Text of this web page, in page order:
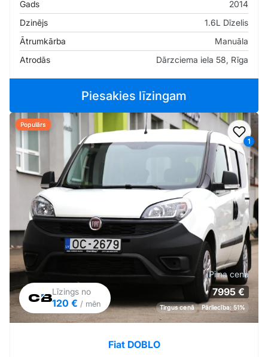
Gads
2014
Dzinējs
1.6L Dīzelis
Ātrumkārba
Manuāla
Atrodās
Dārzciema iela 58, Rīga
Piesakies līzingam
1
Populārs
Līzings no
120 € / mēn
Pilna cena
7995 €
Tirgus cenā Pārliecība: 51%
Fiat DOBLO